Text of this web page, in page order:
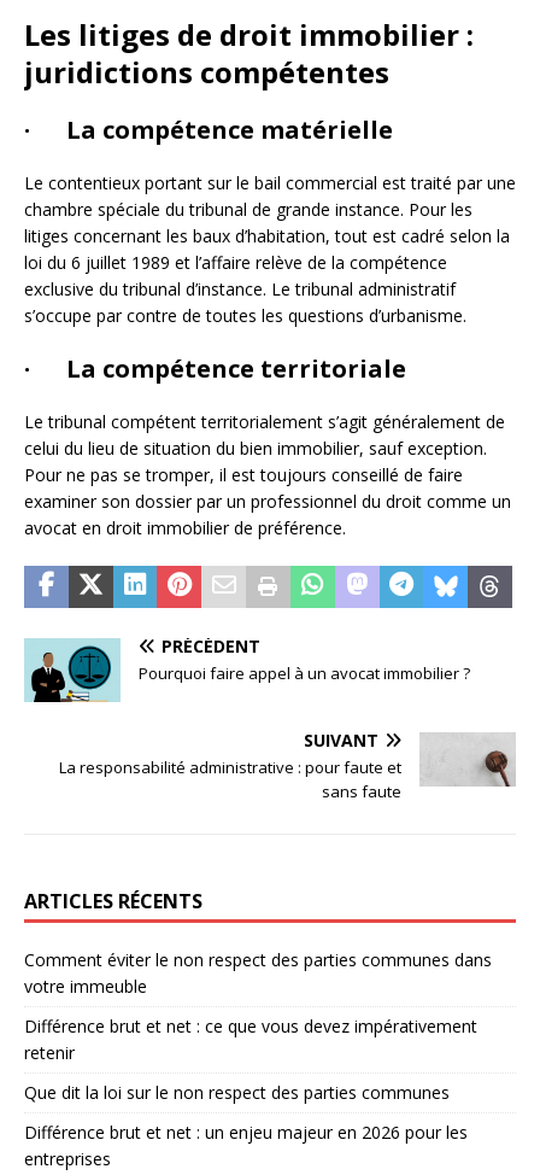
Les litiges de droit immobilier :
juridictions compétentes
· La compétence matérielle
Le contentieux portant sur le bail commercial est traité par une
chambre spéciale du tribunal de grande instance. Pour les
litiges concernant les baux d’habitation, tout est cadré selon la
loi du 6 juillet 1989 et l’affaire relève de la compétence
exclusive du tribunal d’instance. Le tribunal administratif
s’occupe par contre de toutes les questions d’urbanisme.
· La compétence territoriale
Le tribunal compétent territorialement s’agit généralement de
celui du lieu de situation du bien immobilier, sauf exception.
Pour ne pas se tromper, il est toujours conseillé de faire
examiner son dossier par un professionnel du droit comme un
avocat en droit immobilier de préférence.
PRÉCÉDENT
Pourquoi faire appel à un avocat immobilier ?
SUIVANT
La responsabilité administrative : pour faute et
sans faute
ARTICLES RÉCENTS
Comment éviter le non respect des parties communes dans
votre immeuble
Différence brut et net : ce que vous devez impérativement
retenir
Que dit la loi sur le non respect des parties communes
Différence brut et net : un enjeu majeur en 2026 pour les
entreprises